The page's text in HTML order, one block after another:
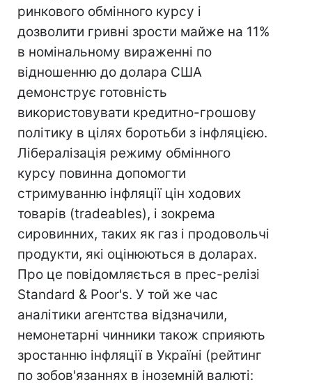
ринкового обмінного курсу і
дозволити гривні зрости майже на 11%
в номінальному вираженні по
відношенню до долара США
демонструє готовність
використовувати кредитно-грошову
політику в цілях боротьби з інфляцією.
Лібералізація режиму обмінного
курсу повинна допомогти
стримуванню інфляції цін ходових
товарів (tradeables), і зокрема
сировинних, таких як газ і продовольчі
продукти, які оцінюються в доларах.
Про це повідомляється в прес-релізі
Standard & Poor's. У той же час
аналітики агентства відзначили,
немонетарні чинники також сприяють
зростанню інфляції в Україні (рейтинг
по зобов'язаннях в іноземній валюті: